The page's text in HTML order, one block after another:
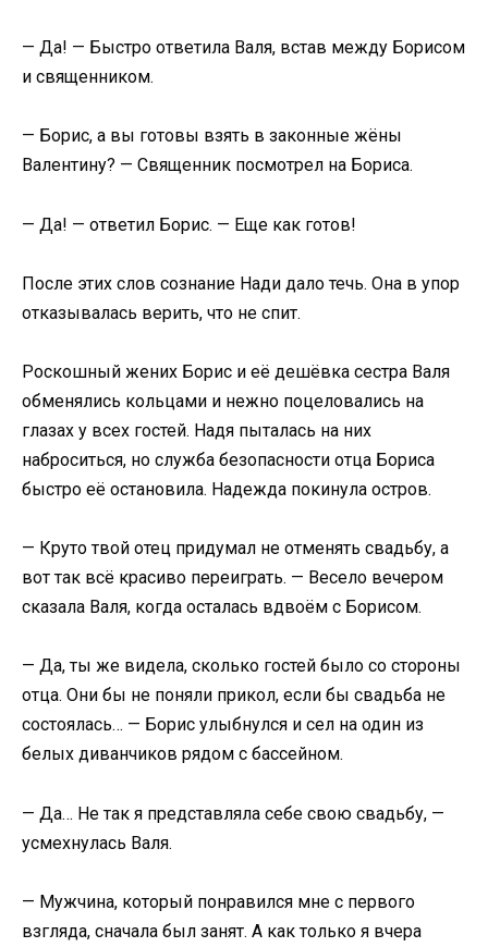
​— Да! — Быстро ответила Валя, встав между Борисом
и священником.​
​— Борис, а вы готовы взять в законные жёны
Валентину? — Священник посмотрел на Бориса.​
​— Да! — ответил Борис. — Еще как готов!​
​После этих слов сознание Нади дало течь. Она в упор
отказывалась верить, что не спит.​
​Роскошный жених Борис и её дешёвка сестра Валя
обменялись кольцами и нежно поцеловались на
глазах у всех гостей. Надя пыталась на них
наброситься, но служба безопасности отца Бориса
быстро её остановила. Надежда покинула остров.​
​— Круто твой отец придумал не отменять свадьбу, а
вот так всё красиво переиграть. — Весело вечером
сказала Валя, когда осталась вдвоём с Борисом.​
​— Да, ты же видела, сколько гостей было со стороны
отца. Они бы не поняли прикол, если бы свадьба не
состоялась… — Борис улыбнулся и сел на один из
белых диванчиков рядом с бассейном.​
​— Да… Не так я представляла себе свою свадьбу, —
усмехнулась Валя.​
​— Мужчина, который понравился мне с первого
взгляда, сначала был занят. А как только я вчера